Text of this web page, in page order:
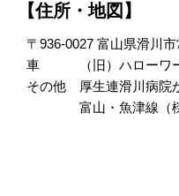
【住所・地図】
〒936-0027 富山県滑川
車 （旧）ハローワー
その他 厚生連滑川病院
富山・魚津線（檪原